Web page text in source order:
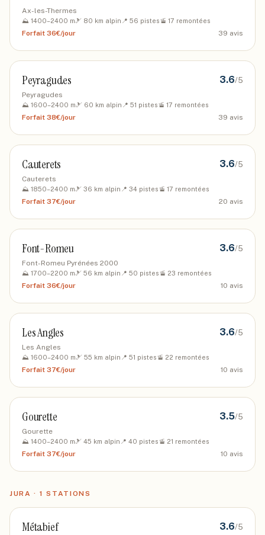
Ax-les-Thermes
⛰️ 1400–2400 m🎿 80 km alpin 📍 56 pistes🚡 17 remontées
Forfait 36€/jour 39 avis
Peyragudes
Peyragudes
3.6/5
⛰️ 1600–2400 m🎿 60 km alpin 📍 51 pistes🚡 17 remontées
Forfait 38€/jour 39 avis
Cauterets
Cauterets
3.6/5
⛰️ 1850–2400 m🎿 36 km alpin 📍 34 pistes🚡 17 remontées
Forfait 37€/jour 20 avis
Font-Romeu
Font-Romeu Pyrénées 2000
3.6/5
⛰️ 1700–2200 m🎿 56 km alpin 📍 50 pistes🚡 23 remontées
Forfait 36€/jour 10 avis
Les Angles
Les Angles
3.6/5
⛰️ 1600–2400 m🎿 55 km alpin 📍 51 pistes🚡 22 remontées
Forfait 37€/jour 10 avis
Gourette
Gourette
3.5/5
⛰️ 1400–2400 m🎿 45 km alpin 📍 40 pistes🚡 21 remontées
Forfait 37€/jour 10 avis
JURA · 1 STATIONS
Métabief 3.6/5